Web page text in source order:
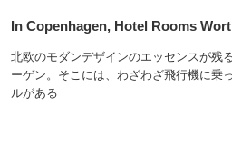
In Copenhagen, Hotel Rooms
北欧のモダンデザインのエッセンスが残
ーゲン。そこには、わざわざ飛行機に乗
ルがある